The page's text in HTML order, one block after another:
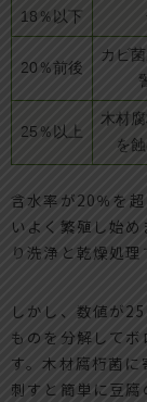
18％以下
20％前後
カビ
25％以上
木材
を
含水率が20％を
いよく繁殖し始
り洗浄と乾燥処理
しかし、数値が
ものを分解して
す。木材腐朽菌
刺すと簡単に豆